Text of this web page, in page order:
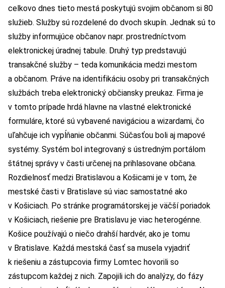
celkovo dnes tieto mestá poskytujú svojim občanom si 80
služieb. Služby sú rozdelené do dvoch skupín. Jednak sú to
služby informujúce občanov napr. prostredníctvom
elektronickej úradnej tabule. Druhý typ predstavujú
transakčné služby – teda komunikácia medzi mestom
a občanom. Práve na identifikáciu osoby pri transakčných
službách treba elektronický občiansky preukaz. Firma je
v tomto prípade hrdá hlavne na vlastné elektronické
formuláre, ktoré sú vybavené navigáciou a wizardami, čo
uľahčuje ich vypĺňanie občanmi. Súčasťou boli aj mapové
systémy. Systém bol integrovaný s ústredným portálom
štátnej správy v časti určenej na prihlasovane občana.
Rozdielnosť medzi Bratislavou a Košicami je v tom, že
mestské časti v Bratislave sú viac samostatné ako
v Košiciach. Po stránke programátorskej je väčší poriadok
v Košiciach, riešenie pre Bratislavu je viac heterogénne.
Košice používajú o niečo drahší hardvér, ako je tomu
v Bratislave. Každá mestská časť sa musela vyjadriť
k riešeniu a zástupcovia firmy Lomtec hovorili so
zástupcom každej z nich. Zapojili ich do analýzy, do fázy